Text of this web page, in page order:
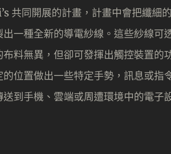
共同開展的計畫，計畫中會把纖細
一種全新的導電紗線。這些紗線可
料無異，但卻可發揮出觸控裝置的
位置做出一些特定手勢，訊息或指
到手機、雲端或周遭環境中的電子